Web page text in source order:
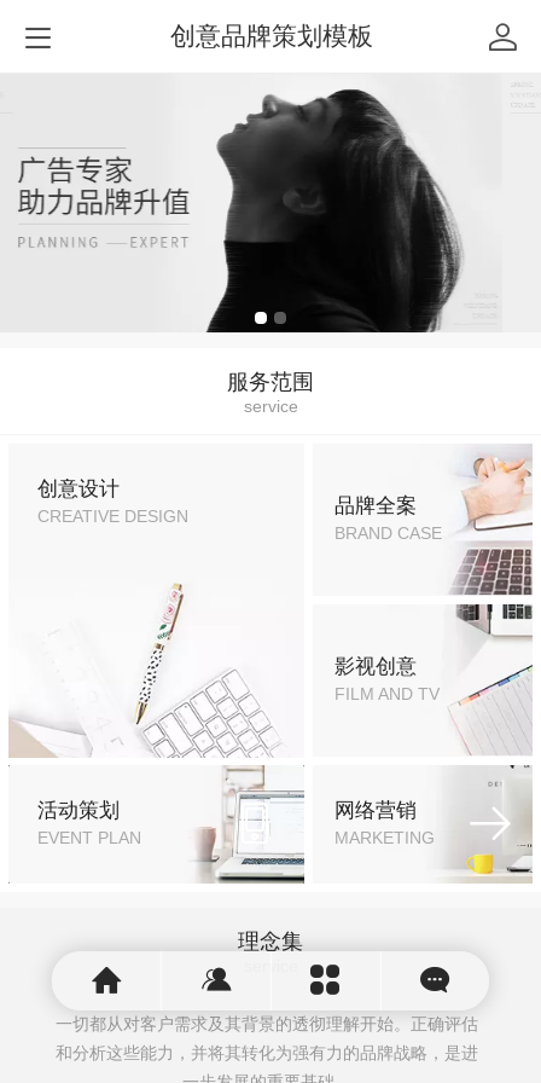
创意品牌策划模板
服务范围
service
创意设计
CREATIVE DESIGN 品牌全案
BRAND CASE
影视创意
FILM AND TV
活动策划
EVENT PLAN
网络营销
MARKETING
理念集
一切都从对客户需求及其背景的透彻理解开始。正确评估
和分析这些能力，并将其转化为强有力的品牌战略，是进